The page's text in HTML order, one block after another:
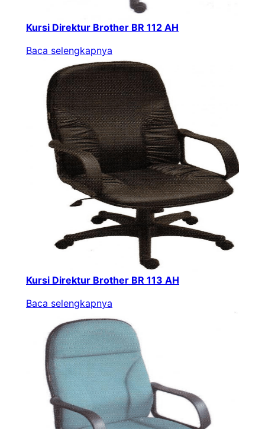
Kursi Direktur Brother BR 112 AH
Baca selengkapnya
Kursi Direktur Brother BR 113 AH
Baca selengkapnya